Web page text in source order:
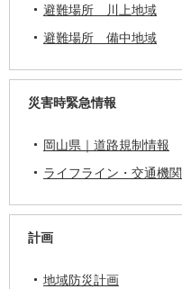
避難場所 川上地域
避難場所 備中地域
災害時緊急情報
岡山県｜道路規制情報
ライフライン・交通機関
計画
地域防災計画